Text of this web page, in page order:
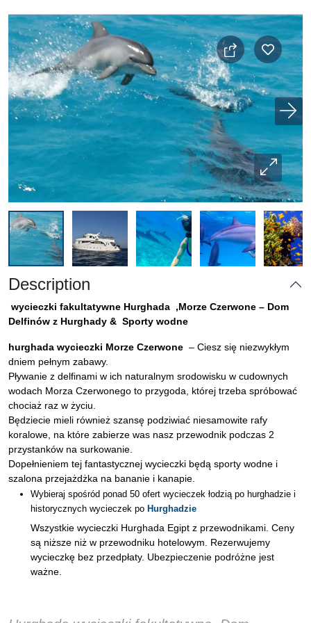
Description
wycieczki fakultatywne Hurghada ,Morze Czerwone – Dom
Delfinów z Hurghady & Sporty wodne
hurghada wycieczki Morze Czerwone – Ciesz się niezwykłym
dniem pełnym zabawy.
Pływanie z delfinami w ich naturalnym srodowisku w cudownych
wodach Morza Czerwonego to przygoda, której trzeba spróbować
chociaż raz w życiu.
Będziecie mieli również szansę podziwiać niesamowite rafy
koralowe, na które zabierze was nasz przewodnik podczas 2
przystanków na surkowanie.
Dopełnieniem tej fantastycznej wycieczki będą sporty wodne i
szalona przejażdżka na bananie i kanapie.
Wybieraj spośród ponad 50 ofert wycieczek łodzią po hurghadzie i
historycznych wycieczek po Hurghadzie
Wszystkie wycieczki Hurghada Egipt z przewodnikami. Ceny
są niższe niż w przewodniku hotelowym. Rezerwujemy
wycieczkę bez przedpłaty. Ubezpieczenie podróżne jest
ważne.